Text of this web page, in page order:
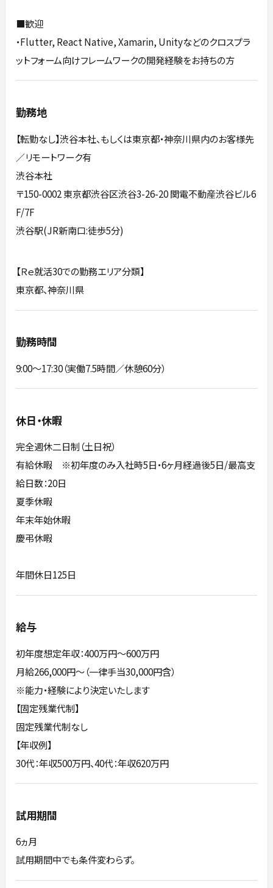
■歓迎
・Flutter, React Native, Xamarin, Unityなどのクロスプラ
ットフォーム向けフレームワークの開発経験をお持ちの方
勤務地
【転勤なし】渋谷本社、もしくは東京都・神奈川県内のお客様先
／リモートワーク有
渋谷本社
〒150-0002 東京都渋谷区渋谷3-26-20 関電不動産渋谷ビル6
F/7F
渋谷駅(JR新南口:徒歩5分)
【Ｒｅ就活30での勤務エリア分類】
東京都、神奈川県
勤務時間
9:00～17:30（実働7.5時間／休憩60分）
休日・休暇
完全週休二日制（土日祝）
有給休暇 ※初年度のみ入社時5日・6ヶ月経過後5日/最高支
給日数：20日
夏季休暇
年末年始休暇
慶弔休暇
年間休日125日
給与
初年度想定年収：400万円〜600万円
月給266,000円～（一律手当30,000円含）
※能力・経験により決定いたします
【固定残業代制】
固定残業代制なし
【年収例】
30代：年収500万円、40代：年収620万円
試用期間
6ヵ月
試用期間中でも条件変わらず。